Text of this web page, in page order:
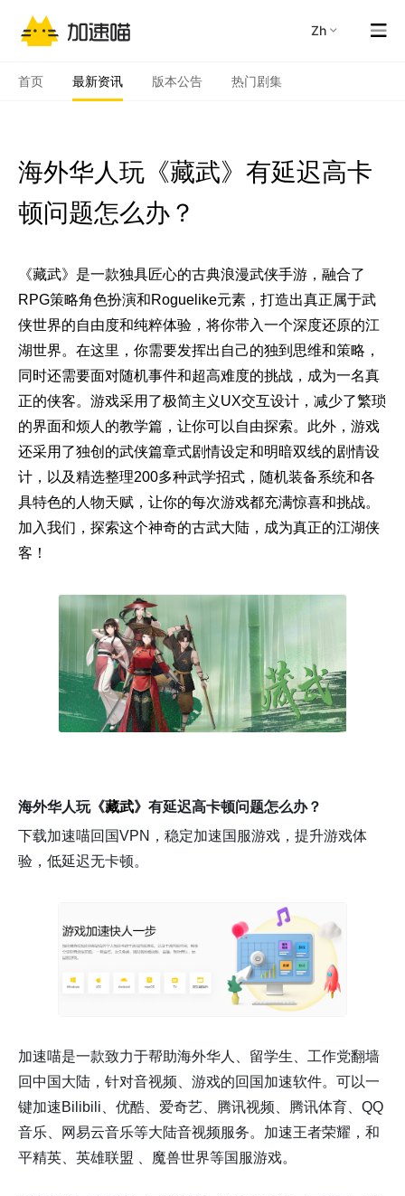
zh
首页 最新资讯 版本公告 热门剧集
海外华人玩《藏武》有延迟高卡
顿问题怎么办？
《藏武》是一款独具匠心的古典浪漫武侠手游，融合了
RPG策略角色扮演和Roguelike元素，打造出真正属于武
侠世界的自由度和纯粹体验，将你带入一个深度还原的江
湖世界。在这里，你需要发挥出自己的独到思维和策略，
同时还需要面对随机事件和超高难度的挑战，成为一名真
正的侠客。游戏采用了极简主义UX交互设计，减少了繁琐
的界面和烦人的教学篇，让你可以自由探索。此外，游戏
还采用了独创的武侠篇章式剧情设定和明暗双线的剧情设
计，以及精选整理200多种武学招式，随机装备系统和各
具特色的人物天赋，让你的每次游戏都充满惊喜和挑战。
加入我们，探索这个神奇的古武大陆，成为真正的江湖侠
客！
海外华人玩《藏武》有延迟高卡顿问题怎么办？
下载加速喵回国VPN，稳定加速国服游戏，提升游戏体
验，低延迟无卡顿。
加速喵是一款致力于帮助海外华人、留学生、工作党翻墙
回中国大陆，针对音视频、游戏的回国加速软件。可以一
键加速Bilibili、优酷、爱奇艺、腾讯视频、腾讯体育、QQ
音乐、网易云音乐等大陆音视频服务。加速王者荣耀，和
平精英、英雄联盟 、魔兽世界等国服游戏。